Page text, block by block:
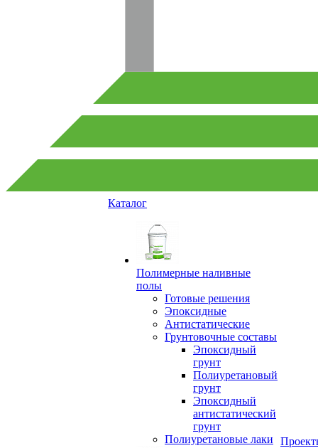
Каталог
Полимерные наливные
полы
Готовые решения
Эпоксидные
Антистатические
Грунтовочные составы
Эпоксидный
грунт
Полиуретановый
грунт
Эпоксидный
антистатический
грунт
Полиуретановые лаки